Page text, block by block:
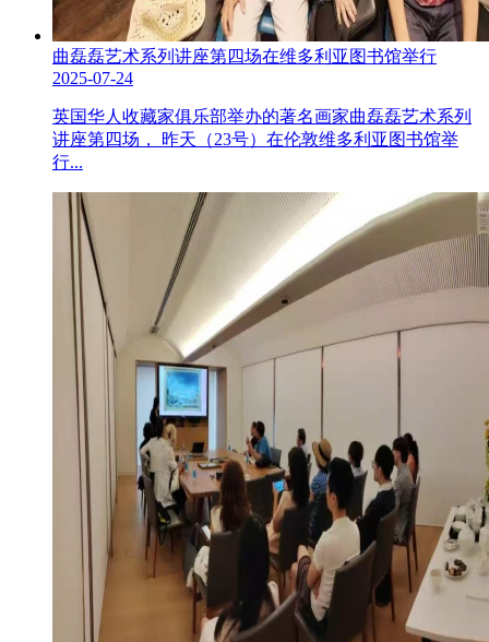
曲磊磊艺术系列讲座第四场在维多利亚图书馆举行
2025-07-24
英国华人收藏家俱乐部举办的著名画家曲磊磊艺术系列
讲座第四场， 昨天（23号）在伦敦维多利亚图书馆举
行...